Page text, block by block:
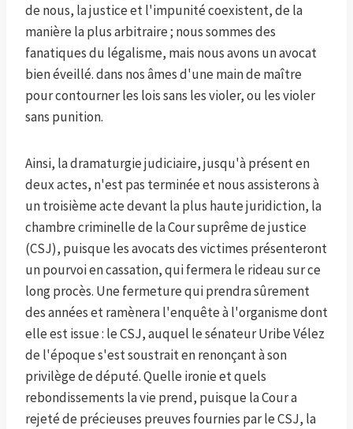
de nous, la justice et l'impunité coexistent, de la
manière la plus arbitraire ; nous sommes des
fanatiques du légalisme, mais nous avons un avocat
bien éveillé. dans nos âmes d'une main de maître
pour contourner les lois sans les violer, ou les violer
sans punition.
Ainsi, la dramaturgie judiciaire, jusqu'à présent en
deux actes, n'est pas terminée et nous assisterons à
un troisième acte devant la plus haute juridiction, la
chambre criminelle de la Cour suprême de justice
(CSJ), puisque les avocats des victimes présenteront
un pourvoi en cassation, qui fermera le rideau sur ce
long procès. Une fermeture qui prendra sûrement
des années et ramènera l'enquête à l'organisme dont
elle est issue : le CSJ, auquel le sénateur Uribe Vélez
de l'époque s'est soustrait en renonçant à son
privilège de député. Quelle ironie et quels
rebondissements la vie prend, puisque la Cour a
rejeté de précieuses preuves fournies par le CSJ, la